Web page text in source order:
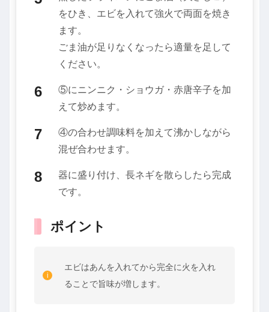
をひき、エビを入れて強火で両面を焼き
ます。
ごま油が足りなくなったら適量を足して
ください。
⑤にニンニク・ショウガ・赤唐辛子を加
えて炒めます。
④の合わせ調味料を加えて沸かしながら
混ぜ合わせます。
器に盛り付け、長ネギを散らしたら完成
です。
ポイント
エビはあんを入れてから完全に火を入れ
ることで旨味が増します。